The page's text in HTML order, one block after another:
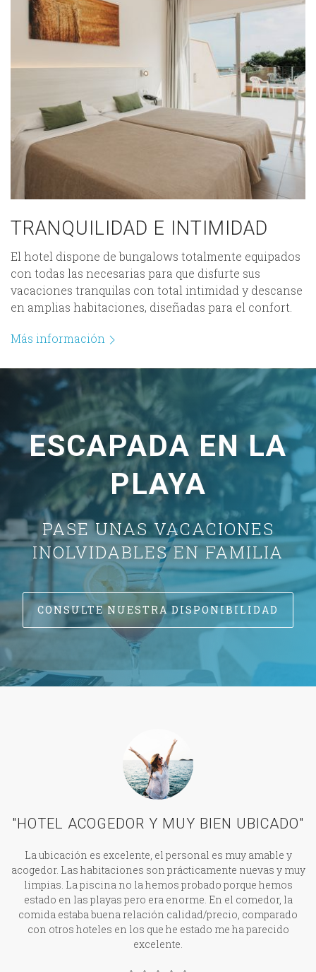
TRANQUILIDAD E INTIMIDAD
El hotel dispone de bungalows totalmente equipados
con todas las necesarias para que disfurte sus
vacaciones tranquilas con total intimidad y descanse
en amplias habitaciones, diseñadas para el confort.
Más información
ESCAPADA EN LA
PLAYA
PASE UNAS VACACIONES
INOLVIDABLES EN FAMILIA
CONSULTE NUESTRA DISPONIBILIDAD
"HOTEL ACOGEDOR Y MUY BIEN UBICADO"
La ubicación es excelente, el personal es muy amable y
acogedor. Las habitaciones son prácticamente nuevas y muy
limpias. La piscina no la hemos probado porque hemos
estado en las playas pero era enorme. En el comedor, la
comida estaba buena relación calidad/precio, comparado
con otros hoteles en los que he estado me ha parecido
excelente.